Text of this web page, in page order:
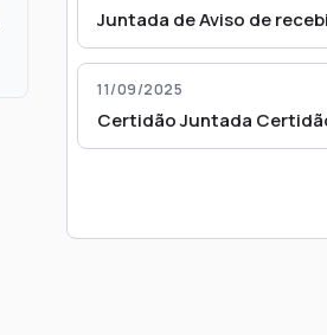
Juntada de Aviso de
11/09/2025
Certidão Juntada